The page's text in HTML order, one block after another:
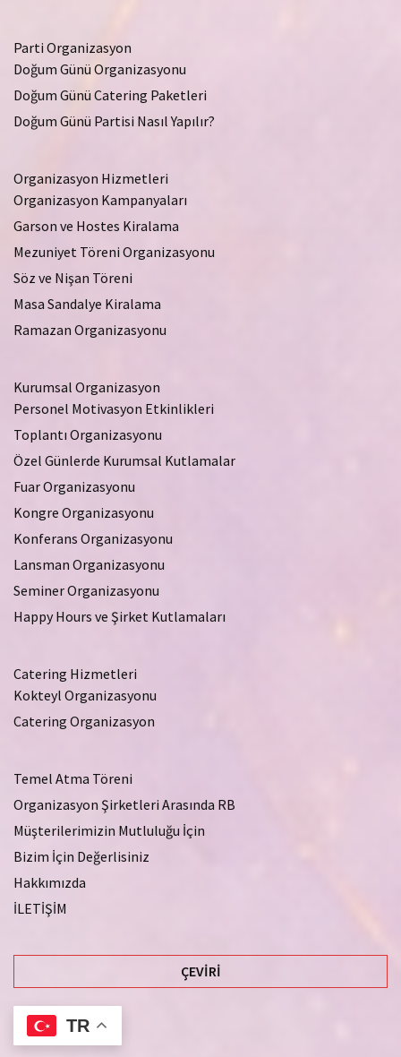
Parti Organizasyon
Doğum Günü Organizasyonu
Doğum Günü Catering Paketleri
Doğum Günü Partisi Nasıl Yapılır?
Organizasyon Hizmetleri
Organizasyon Kampanyaları
Garson ve Hostes Kiralama
Mezuniyet Töreni Organizasyonu
Söz ve Nişan Töreni
Masa Sandalye Kiralama
Ramazan Organizasyonu
Kurumsal Organizasyon
Personel Motivasyon Etkinlikleri
Toplantı Organizasyonu
Özel Günlerde Kurumsal Kutlamalar
Fuar Organizasyonu
Kongre Organizasyonu
Konferans Organizasyonu
Lansman Organizasyonu
Seminer Organizasyonu
Happy Hours ve Şirket Kutlamaları
Catering Hizmetleri
Kokteyl Organizasyonu
Catering Organizasyon
Temel Atma Töreni
Organizasyon Şirketleri Arasında RB
Müşterilerimizin Mutluluğu İçin
Bizim İçin Değerlisiniz
Hakkımızda
İLETİŞİM
ÇEVIRI
TR